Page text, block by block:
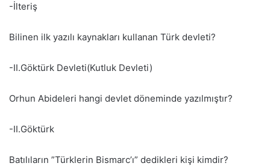
-İlteriş
Bilinen ilk yazılı kaynakları kullanan Türk devleti?
-II.Göktürk Devleti(Kutluk Devleti)
Orhun Abideleri hangi devlet döneminde yazılmıştır?
-II.Göktürk
Batılıların ”Türklerin Bismarc’ı” dedikleri kişi kimdir?